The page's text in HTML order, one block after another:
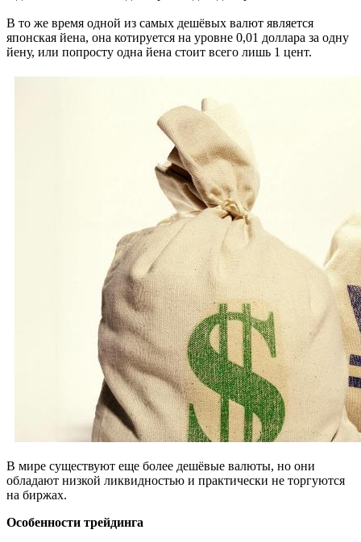
В то же время одной из самых дешёвых валют является
японская йена, она котируется на уровне 0,01 доллара за одну
йену, или попросту одна йена стоит всего лишь 1 цент.
В мире существуют еще более дешёвые валюты, но они
обладают низкой ликвидностью и практически не торгуются
на биржах.
Особенности трейдинга